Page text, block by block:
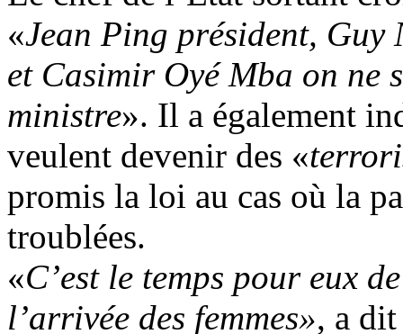
«Jean Ping président, Guy
et Casimir Oyé Mba on ne
ministre». Il a également
veulent devenir des «
promis la loi au cas où la
troublées.
«C’est le temps pour eux
l’arrivée des femmes», a